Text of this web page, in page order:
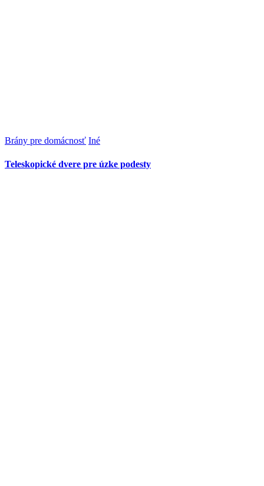
Brány pre domácnosť Iné
Teleskopické dvere pre úzke podesty